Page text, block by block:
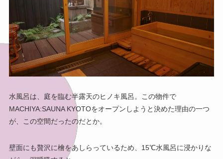
水風呂は、庭を臨む半露天のヒノキ風呂。この物件で
MACHIYA:SAUNA KYOTOをオープンしようと決めた理由の一つ
が、この空間だったのだとか。
壁面にも贅沢に檜をあしらっているため、15℃水風呂に浸かりな